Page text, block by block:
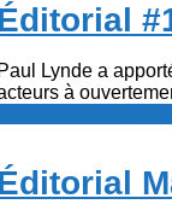
Paul Lynde a
à